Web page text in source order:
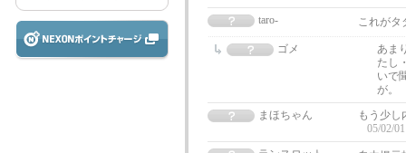
taro- これがタ
ゴメ
あま
たし
いで
が。
まほちゃん
もう少し
05/02/